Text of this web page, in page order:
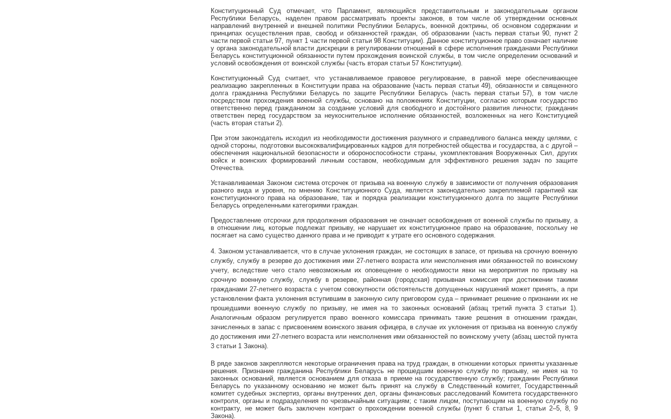
Конституционный Суд отмечает, что Парламент, являющийся представительным и законодательным органом
Республики Беларусь, наделен правом рассматривать проекты законов, в том числе об утверждении основных
направлений внутренней и внешней политики Республики Беларусь, военной доктрины, об основном содержании и
принципах осуществления прав, свобод и обязанностей граждан, об образовании (часть первая статьи 90, пункт 2
части первой статьи 97, пункт 1 части первой статьи 98 Конституции). Данное конституционное право означает наличие
у органа законодательной власти дискреции в регулировании отношений в сфере исполнения гражданами Республики
Беларусь конституционной обязанности путем прохождения воинской службы, в том числе определении оснований и
условий освобождения от воинской службы (часть вторая статьи 57 Конституции).
Конституционный Суд считает, что устанавливаемое правовое регулирование, в равной мере обеспечивающее
реализацию закрепленных в Конституции права на образование (часть первая статьи 49), обязанности и священного
долга гражданина Республики Беларусь по защите Республики Беларусь (часть первая статьи 57), в том числе
посредством прохождения военной службы, основано на положениях Конституции, согласно которым государство
ответственно перед гражданином за создание условий для свободного и достойного развития личности; гражданин
ответствен перед государством за неукоснительное исполнение обязанностей, возложенных на него Конституцией
(часть вторая статьи 2).
При этом законодатель исходил из необходимости достижения разумного и справедливого баланса между целями, с
одной стороны, подготовки высококвалифицированных кадров для потребностей общества и государства, а с другой –
обеспечения национальной безопасности и обороноспособности страны, укомплектования Вооруженных Сил, других
войск и воинских формирований личным составом, необходимым для эффективного решения задач по защите
Отечества.
Устанавливаемая Законом система отсрочек от призыва на военную службу в зависимости от получения образования
разного вида и уровня, по мнению Конституционного Суда, является законодательно закрепляемой гарантией как
конституционного права на образование, так и порядка реализации конституционного долга по защите Республики
Беларусь определенными категориями граждан.
Предоставление отсрочки для продолжения образования не означает освобождения от военной службы по призыву, а
в отношении лиц, которые подлежат призыву, не нарушает их конституционное право на образование, поскольку не
посягает на само существо данного права и не приводит к утрате его основного содержания.
4. Законом устанавливается, что в случае уклонения граждан, не состоящих в запасе, от призыва на срочную военную
службу, службу в резерве до достижения ими 27-летнего возраста или неисполнения ими обязанностей по воинскому
учету, вследствие чего стало невозможным их оповещение о необходимости явки на мероприятия по призыву на
срочную военную службу, службу в резерве, районная (городская) призывная комиссия при достижении такими
гражданами 27-летнего возраста с учетом совокупности обстоятельств допущенных нарушений может принять, а при
установлении факта уклонения вступившим в законную силу приговором суда – принимает решение о признании их не
прошедшими военную службу по призыву, не имея на то законных оснований (абзац третий пункта 3 статьи 1).
Аналогичным образом регулируется право военного комиссара принимать такие решения в отношении граждан,
зачисленных в запас с присвоением воинского звания офицера, в случае их уклонения от призыва на военную службу
до достижения ими 27-летнего возраста или неисполнения ими обязанностей по воинскому учету (абзац шестой пункта
3 статьи 1 Закона).
В ряде законов закрепляются некоторые ограничения права на труд граждан, в отношении которых приняты указанные
решения. Признание гражданина Республики Беларусь не прошедшим военную службу по призыву, не имея на то
законных оснований, является основанием для отказа в приеме на государственную службу; гражданин Республики
Беларусь по указанному основанию не может быть принят на службу в Следственный комитет, Государственный
комитет судебных экспертиз, органы внутренних дел, органы финансовых расследований Комитета государственного
контроля, органы и подразделения по чрезвычайным ситуациям; с таким лицом, поступающим на военную службу по
контракту, не может быть заключен контракт о прохождении военной службы (пункт 6 статьи 1, статьи 2–5, 8, 9
Закона).